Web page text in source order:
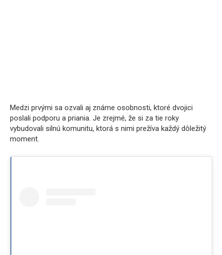
Medzi prvými sa ozvali aj známe osobnosti, ktoré dvojici
poslali podporu a priania. Je zrejmé, že si za tie roky
vybudovali silnú komunitu, ktorá s nimi prežíva každý dôležitý
moment.